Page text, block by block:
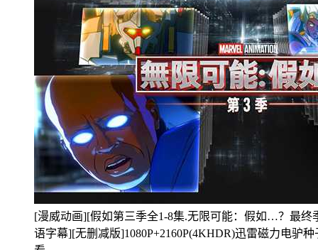
[漫威动画][假如第三季全1-8集.无限可能：假如…？最终
语字幕][无删减版]1080P+2160P(4KHDR)迅雷磁力电驴